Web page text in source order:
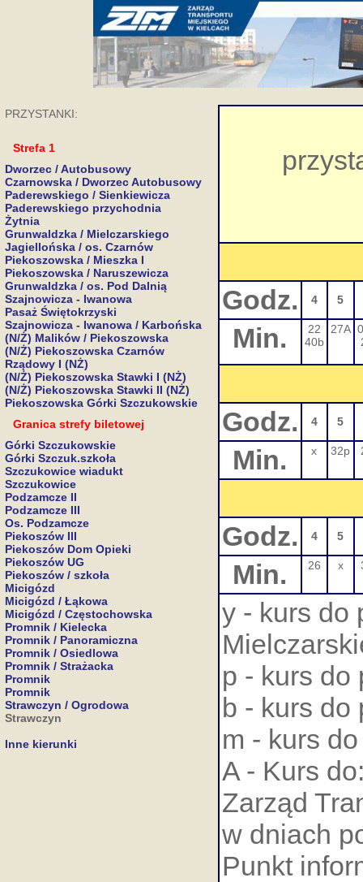
PRZYSTANKI:
Strefa 1
Dworzec / Autobusowy
Czarnowska / Dworzec Autobusowy
Paderewskiego / Sienkiewicza
Paderewskiego przychodnia
Żytnia
Grunwaldzka / Mielczarskiego
Jagiellońska / os. Czarnów
Piekoszowska / Mieszka I
Piekoszowska / Naruszewicza
Grunwaldzka / os. Pod Dalnią
Szajnowicza - Iwanowa
Pasaż Świętokrzyski
Szajnowicza - Iwanowa / Karbońska
(N/Ż) Malików / Piekoszowska
(N/Ż) Piekoszowska Czarnów
Rządowy I (NŻ)
(N/Ż) Piekoszowska Stawki I (NŻ)
(N/Ż) Piekoszowska Stawki II (NŻ)
Piekoszowska Górki Szczukowskie
Granica strefy biletowej
Górki Szczukowskie
Górki Szczuk.szkoła
Szczukowice wiadukt
Szczukowice
Podzamcze II
Podzamcze III
Os. Podzamcze
Piekoszów III
Piekoszów Dom Opieki
Piekoszów UG
Piekoszów / szkoła
Micigózd
Micigózd / Łąkowa
Micigózd / Częstochowska
Promnik / Kielecka
Promnik / Panoramiczna
Promnik / Osiedlowa
Promnik / Strażacka
Promnik
Promnik
Strawczyn / Ogrodowa
Strawczyn
Inne kierunki
Godz. 4 5
Min.
22
40b
27A
Godz. 4 5
Min. x 32p
Godz. 4 5
Min. 26 x
y - kurs do
p - kurs do
b - kurs do
m - kurs
A - Kurs
Zarząd
w dniach
Punkt